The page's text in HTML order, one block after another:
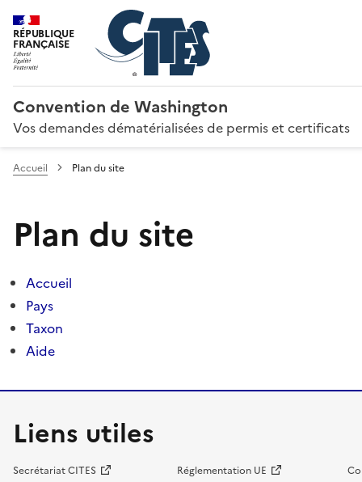
RÉPUBLIQUE
FRANÇAISE
Convention de Washington
Vos demandes dématérialisées de permis et certificats
Accueil Plan du site
Plan du site
Accueil
Pays
Taxon
Aide
Liens utiles
Secrétariat CITES Réglementation UE